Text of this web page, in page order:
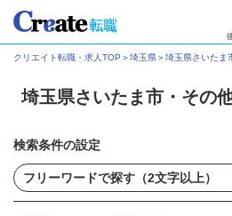
クリエイト転職・求人TOP ＞埼玉県＞埼玉県さいたま
埼玉県さいたま市・その
検索条件の設定